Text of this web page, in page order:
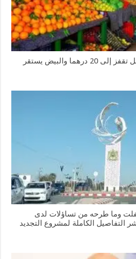
في أول أيام رمضان.. الفلفل تقفز إلى 20 درهما والبيض يستقر
وما طرحه من تساؤلات لدى
التفاصيل الكاملة لمشروع التجديد